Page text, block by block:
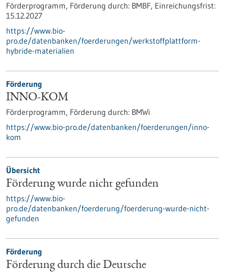
Förderprogramm, Förderung durch: BMBF, Einreichungsfrist:
15.12.2027
https://www.bio-
pro.de/datenbanken/foerderungen/werkstoffplattform-
hybride-materialien
Förderung
INNO-KOM
Förderprogramm, Förderung durch: BMWi
https://www.bio-pro.de/datenbanken/foerderungen/inno-
kom
Übersicht
Förderung wurde nicht gefunden
https://www.bio-
pro.de/datenbanken/foerderung/foerderung-wurde-nicht-
gefunden
Förderung
Förderung durch die Deutsche